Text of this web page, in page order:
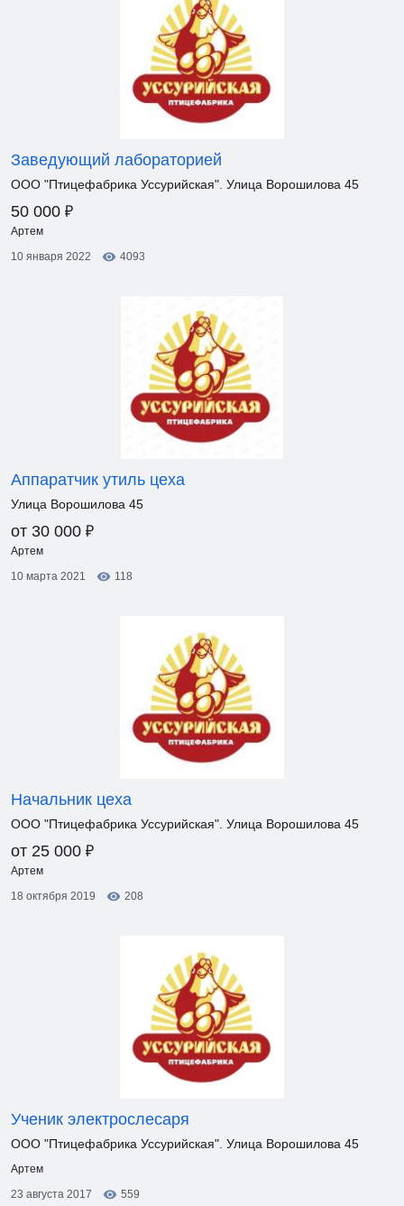
Заведующий лабораторией
ООО "Птицефабрика Уссурийская". Улица Ворошилова 45
50 000 ₽
Артем
10 января 2022
4093
Аппаратчик утиль цеха
Улица Ворошилова 45
от 30 000 ₽
Артем
10 марта 2021
118
Начальник цеха
ООО "Птицефабрика Уссурийская". Улица Ворошилова 45
от 25 000 ₽
Артем
18 октября 2019
208
Ученик электрослесаря
ООО "Птицефабрика Уссурийская". Улица Ворошилова 45
Артем
23 августа 2017
559